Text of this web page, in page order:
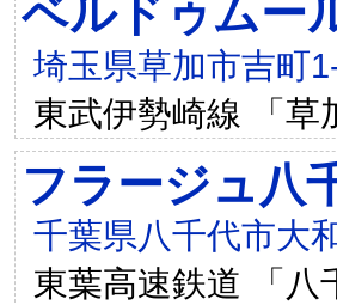
ベルドゥムー
埼玉県草加市吉町
東武伊勢崎線 「草
フラージュ八
千葉県八千代市大
東葉高速鉄道 「八